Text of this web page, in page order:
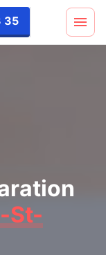
35
St-